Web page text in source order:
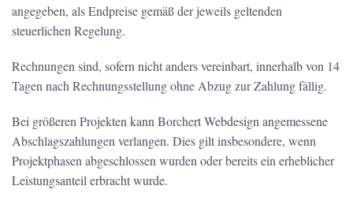
angegeben, als Endpreise gemäß der jeweils geltenden
steuerlichen Regelung.
Rechnungen sind, sofern nicht anders vereinbart, innerhalb von 14
Tagen nach Rechnungsstellung ohne Abzug zur Zahlung fällig.
Bei größeren Projekten kann Borchert Webdesign angemessene
Abschlagszahlungen verlangen. Dies gilt insbesondere, wenn
Projektphasen abgeschlossen wurden oder bereits ein erheblicher
Leistungsanteil erbracht wurde.